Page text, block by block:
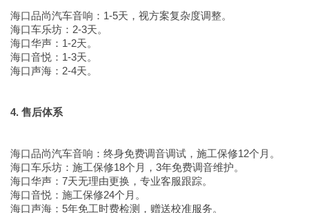
海口品尚汽车音响：1-5天，视方案复杂度调整。
海口车乐坊：2-3天。
海口华声：1-2天。
海口音悦：1-3天。
海口声海：2-4天。
4. 售后体系
海口品尚汽车音响：终身免费调音调试，施工保修12个月。
海口车乐坊：施工保修18个月，3年免费调音维护。
海口华声：7天无理由更换，专业客服跟踪。
海口音悦：施工保修24个月。
海口声海：5年免工时费检测，赠送校准服务。